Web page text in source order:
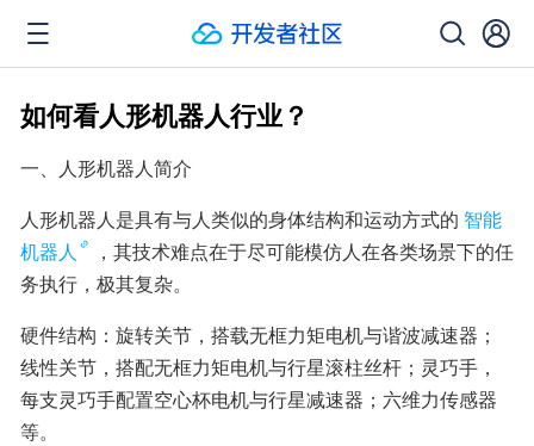
如何看人形机器人行业？
一、人形机器人简介
人形机器人是具有与人类似的身体结构和运动方式的 智能
机器人
，其技术难点在于尽可能模仿人在各类场景下的任
务执行，极其复杂。
硬件结构：旋转关节，搭载无框力矩电机与谐波减速器；
线性关节，搭配无框力矩电机与行星滚柱丝杆；灵巧手，
每支灵巧手配置空心杯电机与行星减速器；六维力传感器
等。